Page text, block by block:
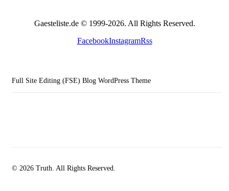
Gaesteliste.de © 1999-2026. All Rights Reserved.
FacebookInstagramRss
Full Site Editing (FSE) Blog WordPress Theme
© 2026 Truth. All Rights Reserved.